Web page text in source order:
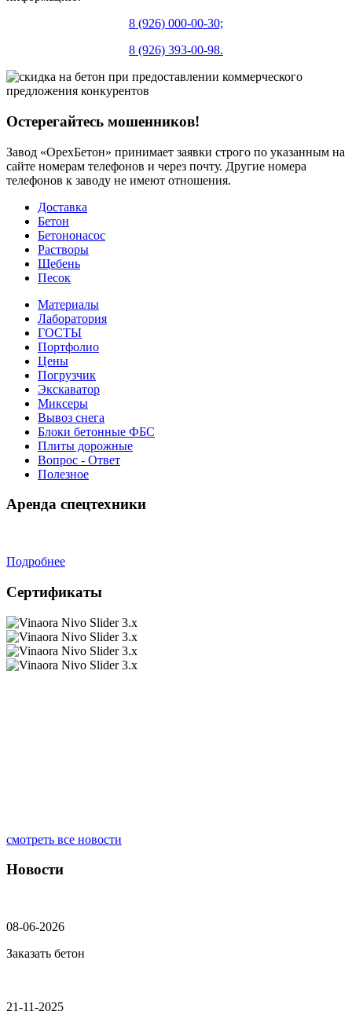
8 (926) 000-00-30;
8 (926) 393-00-98.
Остерегайтесь мошенников!
Завод «ОрехБетон» принимает заявки строго по указанным на
сайте номерам телефонов и через почту. Другие номера
телефонов к заводу не имеют отношения.
Доставка
Бетон
Бетононасос
Растворы
Щебень
Песок
Материалы
Лаборатория
ГОСТЫ
Портфолио
Цены
Погрузчик
Экскаватор
Миксеры
Вывоз снега
Блоки бетонные ФБС
Плиты дорожные
Вопрос - Ответ
Полезное
Аренда спецтехники
Подробнее
Сертификаты
смотреть все новости
Новости
08-06-2026
Заказать бетон
21-11-2025